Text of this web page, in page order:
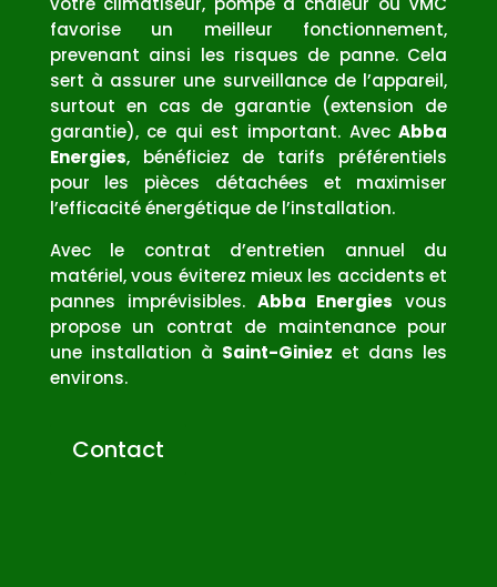
favorise un meilleur fonctionnement,
prevenant ainsi les risques de panne. Cela
sert à assurer une surveillance de l’appareil,
surtout en cas de garantie (extension de
garantie), ce qui est important. AvecAbba
Energies, bénéficiez de tarifs préférentiels
pour les pièces détachées et maximiser
l’efficacité énergétique de l’installation.
Avec le contrat d’entretien annuel du
matériel, vous éviterez mieux les accidents et
pannes imprévisibles. Abba Energies vous
propose un contrat de maintenance pour
une installation à Saint-Giniez et dans les
environs.
Contact